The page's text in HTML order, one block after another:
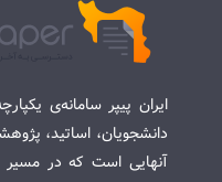
ایران پیپر سامانه‌ی
دانشجویان، اساتید،
آنهایی است که در مسیر